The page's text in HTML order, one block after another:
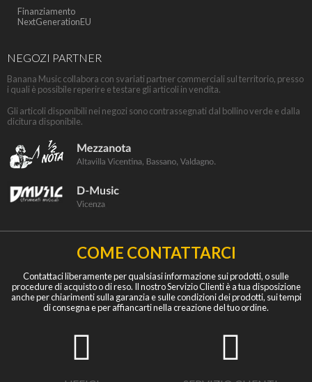
Finanziamento
NextGenerationEU
NEGOZI PARTNER
Banana Music collabora con svariati partner commerciali sul territorio, presso
i quali è possibile reperire e testare gli articoli in vendita.
Gli articoli disponibili nei negozi sono contrassegnati dal bollino verde e dalla
dicitura disponibile.
COME CONTATTARCI
Contattaci liberamente per qualsiasi informazione sui prodotti, o sulle
procedure di acquisto o di reso. Il nostro Servizio Clienti è a tua disposizione
anche per chiarimenti sulla garanzia e sulle condizioni dei prodotti, sui tempi
di consegna e per affiancarti nella creazione del tuo ordine.